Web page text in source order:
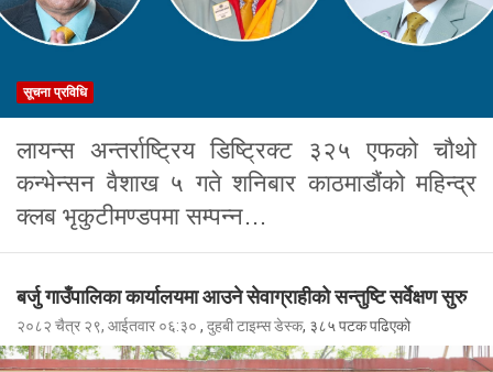
सूचना प्रविधि
लायन्स अन्तर्राष्ट्रिय डिष्ट्रिक्ट ३२५ एफको चौथो
कन्भेन्सन वैशाख ५ गते शनिबार काठमाडौंको महिन्द्र
क्लब भृकुटीमण्डपमा सम्पन्न…
बर्जु गाउँपालिका कार्यालयमा आउने सेवाग्राहीको सन्तुष्टि सर्वेक्षण सुरु
२०८२ चैत्र २९, आईतवार ०६:३० , दुहबी टाइम्स डेस्क, ३८५ पटक पढिएको